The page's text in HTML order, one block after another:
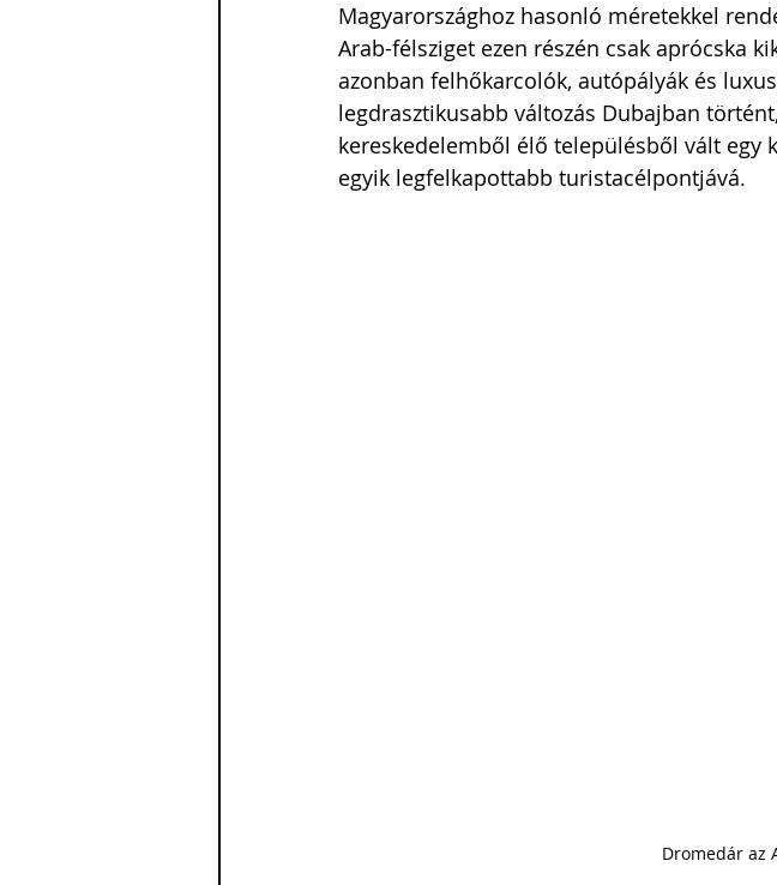
Magyarországhoz hasonló méretekkel
Arab-félsziget ezen részén csak aprócska
azonban felhőkarcolók, autópályák és
legdrasztikusabb változás Dubajban
kereskedelemből élő településből vált egy
egyik legfelkapottabb turistacélpontjává.
Dromedár az